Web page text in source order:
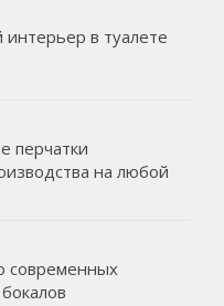
в туалете
перчатки
на любой
современных